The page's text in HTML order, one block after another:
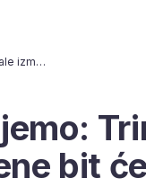
Iz Ministarstva doznajemo: Trinaesta mirovina i ostale izmjene bit će tek krajem godine
bit